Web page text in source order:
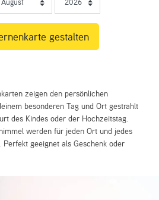
zeigen den persönlichen
besonderen Tag und Ort gestrahlt
des Kindes oder der Hochzeitstag.
werden für jeden Ort und jedes
geeignet als Geschenk oder